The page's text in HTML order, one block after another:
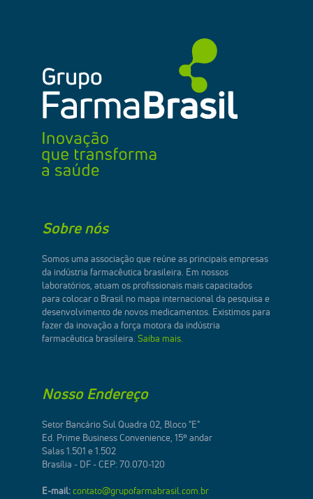
Sobre nós
Somos uma associação que reúne as principais empresas
da indústria farmacêutica brasileira. Em nossos
laboratórios, atuam os profissionais mais capacitados
para colocar o Brasil no mapa internacional da pesquisa e
desenvolvimento de novos medicamentos. Existimos para
fazer da inovação a força motora da indústria
farmacêutica brasileira. Saiba mais.
Nosso Endereço
Setor Bancário Sul Quadra 02, Bloco "E"
Ed. Prime Business Convenience, 15º andar
Salas 1.501 e 1.502
Brasília - DF - CEP: 70.070-120
E-mail:contato@grupofarmabrasil.com.br